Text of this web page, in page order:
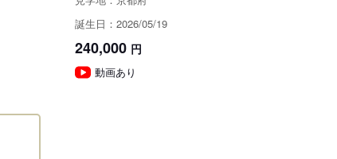
ード決済（PayPay ペットローン）
誕生日：2026/05/19
240,000 円
動画あり